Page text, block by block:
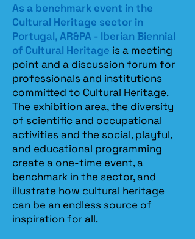
As a benchmark event in the
Cultural Heritage sector in
Portugal, AR&PA - Iberian Biennial
of Cultural Heritage is a meeting
point and a discussion forum for
professionals and institutions
committed to Cultural Heritage.
The exhibition area, the diversity
of scientific and occupational
activities and the social, playful,
and educational programming
create a one-time event, a
benchmark in the sector, and
illustrate how cultural heritage
can be an endless source of
inspiration for all.